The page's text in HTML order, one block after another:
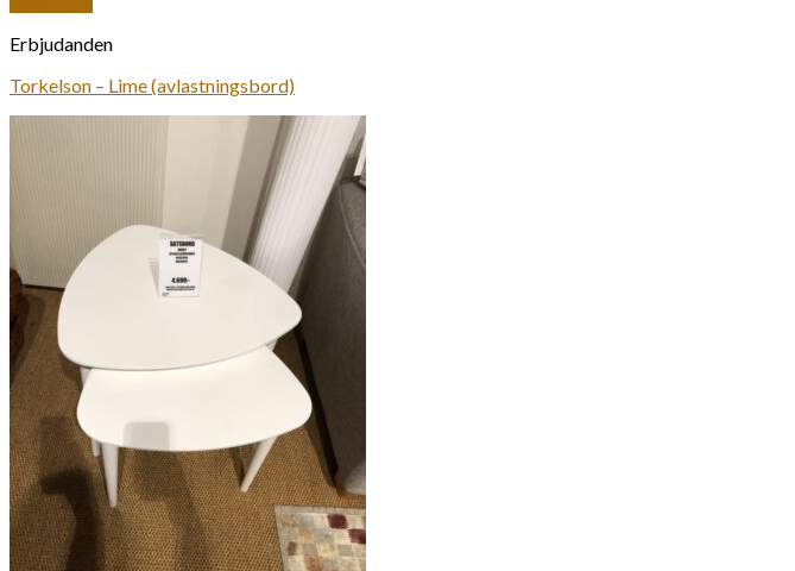
Erbjudanden
Torkelson – Lime (avlastningsbord)